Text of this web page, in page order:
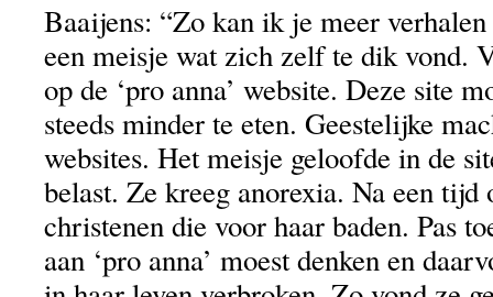
Baaijens: “Zo kan ik je meer
een meisje wat zich zelf te dik vond.
op de ‘pro anna’ website. Deze site
steeds minder te eten. Geestelijke
websites. Het meisje geloofde in de
belast. Ze kreeg anorexia. Na een tijd
christenen die voor haar baden. Pas
aan ‘pro anna’ moest denken en